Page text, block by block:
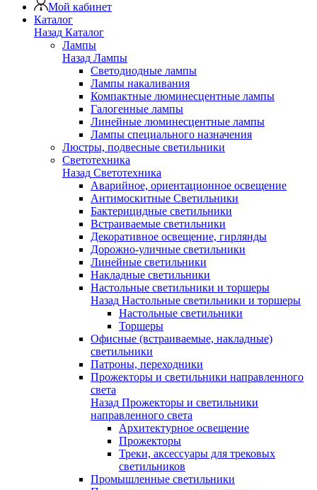
Мой кабинет
Каталог
Назад Каталог
Лампы
Назад Лампы
Светодиодные лампы
Лампы накаливания
Компактные люминесцентные лампы
Галогенные лампы
Линейные люминесцентные лампы
Лампы специального назначения
Люстры, подвесные светильники
Светотехника
Назад Светотехника
Аварийное, ориентационное освещение
Антимоскитные Светильники
Бактерицидные светильники
Встраиваемые светильники
Декоративное освещение, гирлянды
Дорожно-уличные светильники
Линейные светильники
Накладные светильники
Настольные светильники и торшеры
Назад Настольные светильники и торшеры
Настольные светильники
Торшеры
Офисные (встраиваемые, накладные)
светильники
Патроны, переходники
Прожекторы и светильники направленного
света
Назад Прожекторы и светильники
направленного света
Архитектурное освещение
Прожекторы
Треки, аксессуары для трековых
светильников
Промышленные светильники